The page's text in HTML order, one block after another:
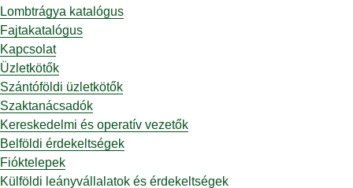
Lombtrágya katalógus
Fajtakatalógus
Kapcsolat
Üzletkötők
Szántóföldi üzletkötők
Szaktanácsadók
Kereskedelmi és operatív vezetők
Belföldi érdekeltségek
Fióktelepek
Külföldi leányvállalatok és érdekeltségek